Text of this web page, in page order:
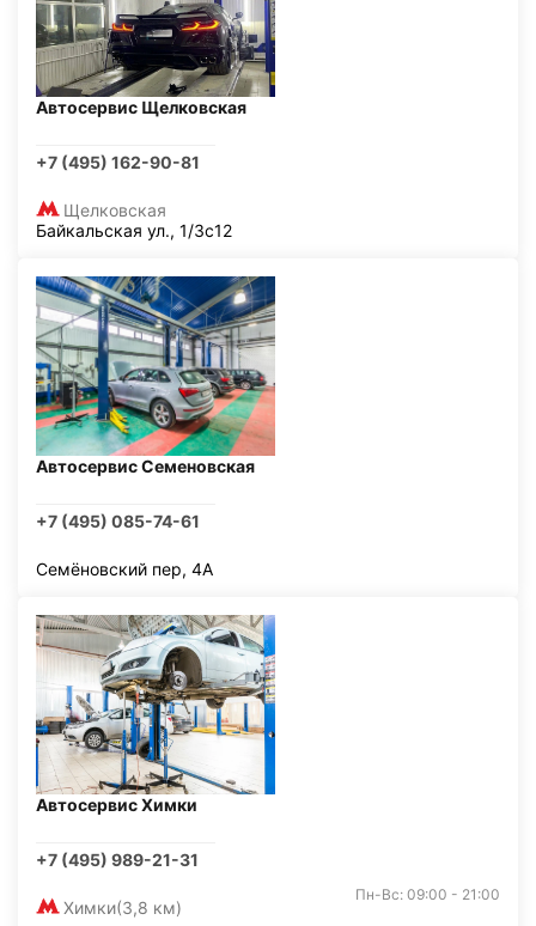
Автосервис Щелковская
+7 (495) 162-90-81
Щелковская
Байкальская ул., 1/3с12
Автосервис Семеновская
+7 (495) 085-74-61
Семёновский пер, 4А
Автосервис Химки
+7 (495) 989-21-31
Химки(3,8 км)
Пн-Вс: 09:00 - 21:00